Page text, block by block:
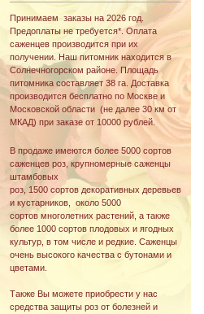
Принимаем заказы на 2026 год.
Предоплаты не требуется*. Оплата
саженцев производится при их
получении. Наш питомник находится в
Солнечногорском районе. Площадь
питомника составляет 38 га. Доставка
производится бесплатно по Москве и
Московской области (не далее 30 км от
МКАД) при заказе от 10000 рублей.
В продаже имеются более 5000 сортов
саженцев роз, крупномерные саженцы
штамбовых
роз, 1500 сортов декоративных деревьев
и кустарников, около 5000
сортов многолетних растений, а также
более 1000 сортов плодовых и ягодных
культур, в том числе и редкие. Саженцы
очень высокого качества с бутонами и
цветами.
Также Вы можете приобрести у нас
средства защиты роз от болезней и